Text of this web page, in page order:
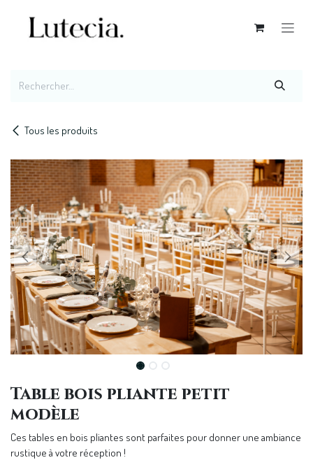
Tous les produits
Table bois pliante petit
modèle
Ces tables en bois pliantes sont parfaites pour donner une ambiance
rustique à votre réception !